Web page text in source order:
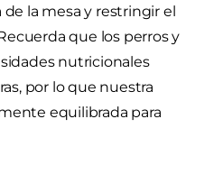
la mesa y restringir el
que los perros y
nutricionales
por lo que nuestra
equilibrada para